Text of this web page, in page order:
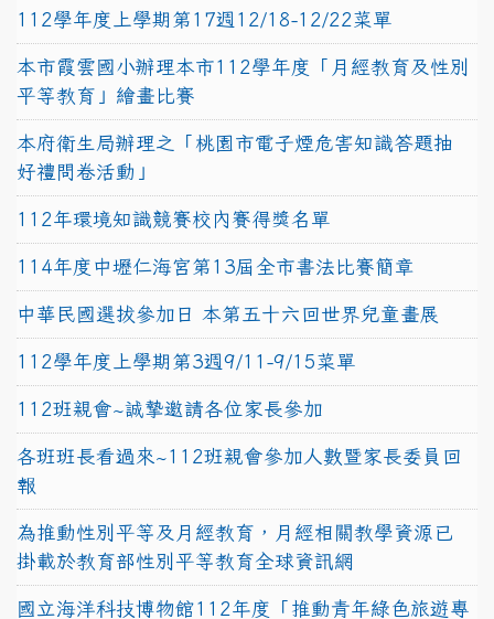
112學年度上學期第17週12/18-12/22菜單
本市霞雲國小辦理本市112學年度「月經教育及性別
平等教育」繪畫比賽
本府衛生局辦理之「桃園市電子煙危害知識答題抽
好禮問卷活動」
112年環境知識競賽校內賽得獎名單
114年度中壢仁海宮第13屆全市書法比賽簡章
中華民國選拔參加日 本第五十六回世界兒童畫展
112學年度上學期第3週9/11-9/15菜單
112班親會~誠摯邀請各位家長參加
各班班長看過來~112班親會參加人數暨家長委員回
報
為推動性別平等及月經教育，月經相關教學資源已
掛載於教育部性別平等教育全球資訊網
國立海洋科技博物館112年度「推動青年綠色旅遊專